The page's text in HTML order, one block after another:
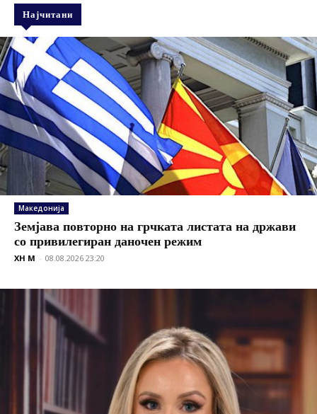
Најчитани
Македонија
Земјава повторно на грчката листата на држави
со привилегиран даночен режим
XH M - 08.08.2026 23:20